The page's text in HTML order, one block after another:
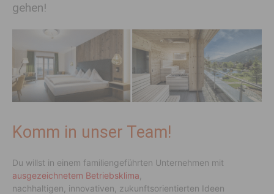
gehen!
Komm in unser Team!
Du willst in einem familiengeführten Unternehmen mit
ausgezeichnetem Betriebsklima
nachhaltigen, innovativen, zukunftsorientierten Ideen